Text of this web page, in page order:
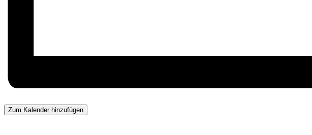
Zum Kalender hinzufügen